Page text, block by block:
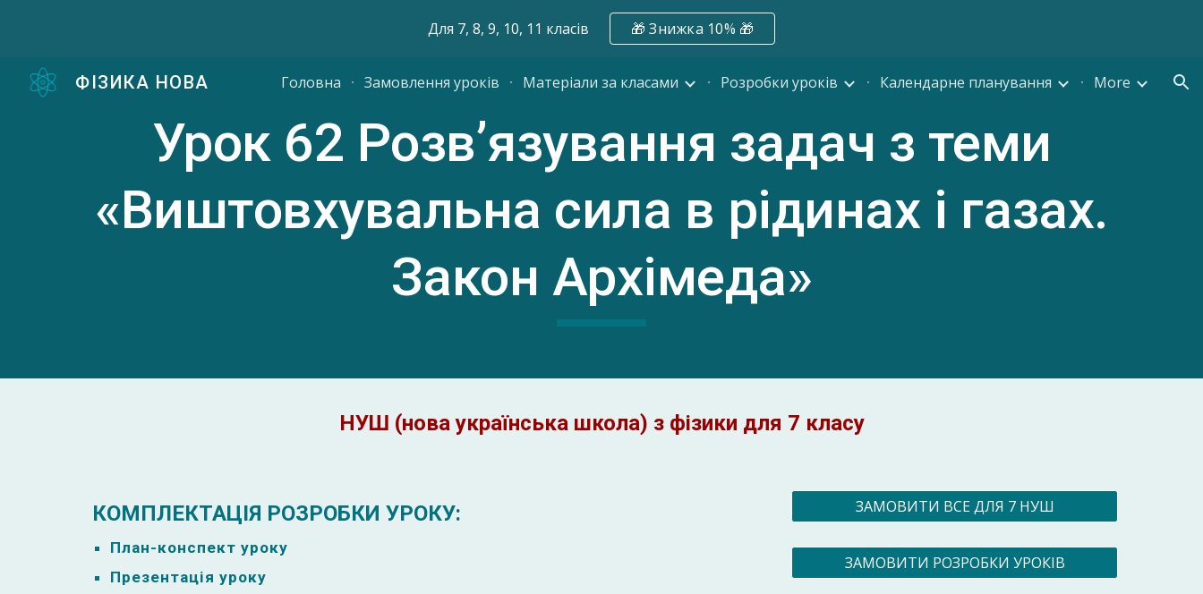
Skip to main content Skip to navigation
Для 7, 8, 9, 10, 11 класів 🎁 Знижка 10% 🎁
ФІЗИКА НОВА Головна Замовлення уроків Матеріали за класами Розробки уроків Календарне планування More
Урок 62 Розв’язування задач з теми
«Виштовхувальна сила в рідинах і газах.
Закон Архімеда»
НУШ (нова українська школа) з фізики для 7 класу
КОМПЛЕКТАЦІЯ РОЗРОБКИ УРОКУ:
План-конспект уроку
Презентація уроку
ЗАМОВИТИ ВСЕ ДЛЯ 7 НУШ
ЗАМОВИТИ РОЗРОБКИ УРОКІВ